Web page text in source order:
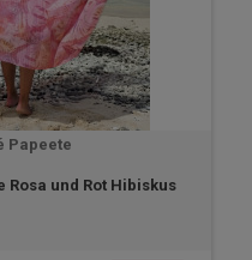
Papeete
Rosa und Rot Hibiskus